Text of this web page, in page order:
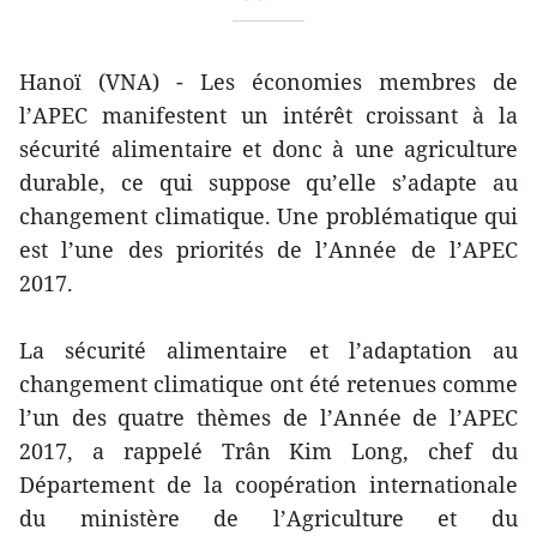
Hanoï (VNA) - Les économies membres de
l’APEC manifestent un intérêt croissant à la
sécurité alimentaire et donc à une agriculture
durable, ce qui suppose qu’elle s’adapte au
changement climatique. Une problématique qui
est l’une des priorités de l’Année de l’APEC
2017.
La sécurité alimentaire et l’adaptation au
changement climatique ont été retenues comme
l’un des quatre thèmes de l’Année de l’APEC
2017, a rappelé Trân Kim Long, chef du
Département de la coopération internationale
du ministère de l’Agriculture et du